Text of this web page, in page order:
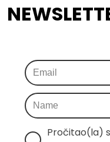
Pročitao(la)